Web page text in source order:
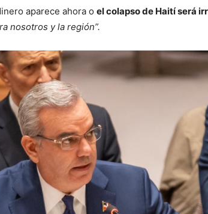
aparece ahora o el colapso de Haití será
nosotros y la región”.